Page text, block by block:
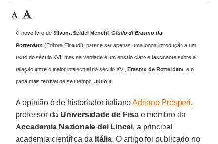
O novo livro deSilvana Seidel Menchi ,Giulio di Erasmo da
Rotterdam (Editora Einaudi), parece ser apenas uma longa introdução a um
texto do século XVI, mas na verdade é um ensaio claro e fascinante sobre a
relação entre o maior intelectual do século XVI,Erasmo de Rotterdam , e o
papa mais terrível de seu tempo,Júlio II
A opinião é de historiador italianoAdriano Prosperi,
professor da Universidade de Pisa e membro da
Accademia Nazionale dei Lincei, a principal
academia científica da Itália. O artigo foi publicado no